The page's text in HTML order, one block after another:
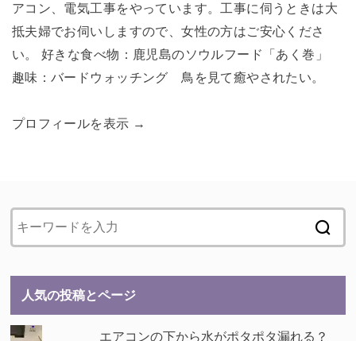
アコン、電気工事をやっています。工事に伺うときは大
抵夫婦でお伺いしますので、女性の方はご安心くださ
い。 好きな食べ物：鹿児島のソウルフード「あく巻」
趣味：バードウォッチング 鳥を見て癒やされたい。
プロフィールを表示 →
人気の投稿とページ
エアコンの下から水がポタポタ漏れる？